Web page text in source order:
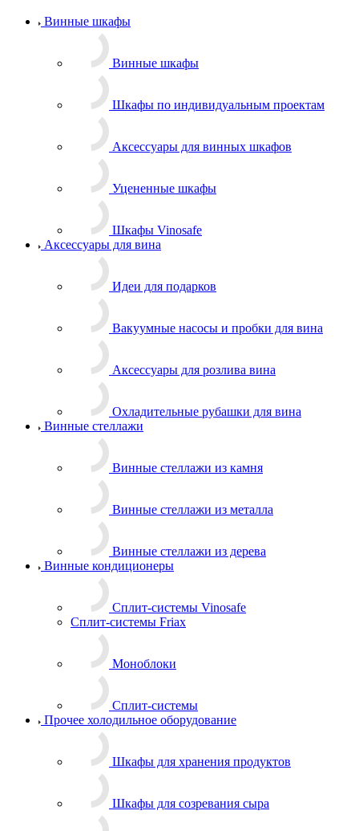
Винные шкафы
Винные шкафы
Шкафы по индивидуальным проектам
Аксессуары для винных шкафов
Уцененные шкафы
Шкафы Vinosafe
Аксессуары для вина
Идеи для подарков
Вакуумные насосы и пробки для вина
Аксессуары для розлива вина
Охладительные рубашки для вина
Винные стеллажи
Винные стеллажи из камня
Винные стеллажи из металла
Винные стеллажи из дерева
Винные кондиционеры
Сплит-системы Vinosafe
Сплит-системы Friax
Моноблоки
Сплит-системы
Прочее холодильное оборудование
Шкафы для хранения продуктов
Шкафы для созревания сыра